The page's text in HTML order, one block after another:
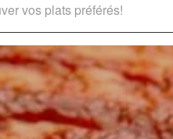
vos plats préférés!